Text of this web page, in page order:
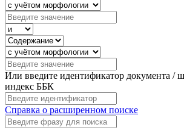
Или введите идентификатор документа /
индекс ББК
Справка о расширенном поиске